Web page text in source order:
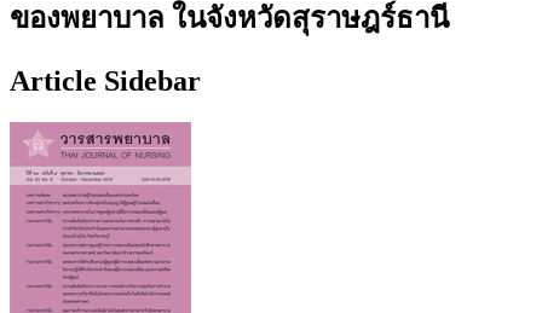
ของพยาบาล ในจังหวัดสุราษฎร์ธานี
Article Sidebar